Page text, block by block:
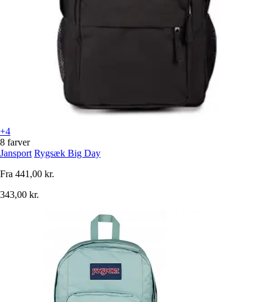
+4
8 farver
Jansport Rygsæk Big Day
Fra 441,00 kr.
343,00 kr.